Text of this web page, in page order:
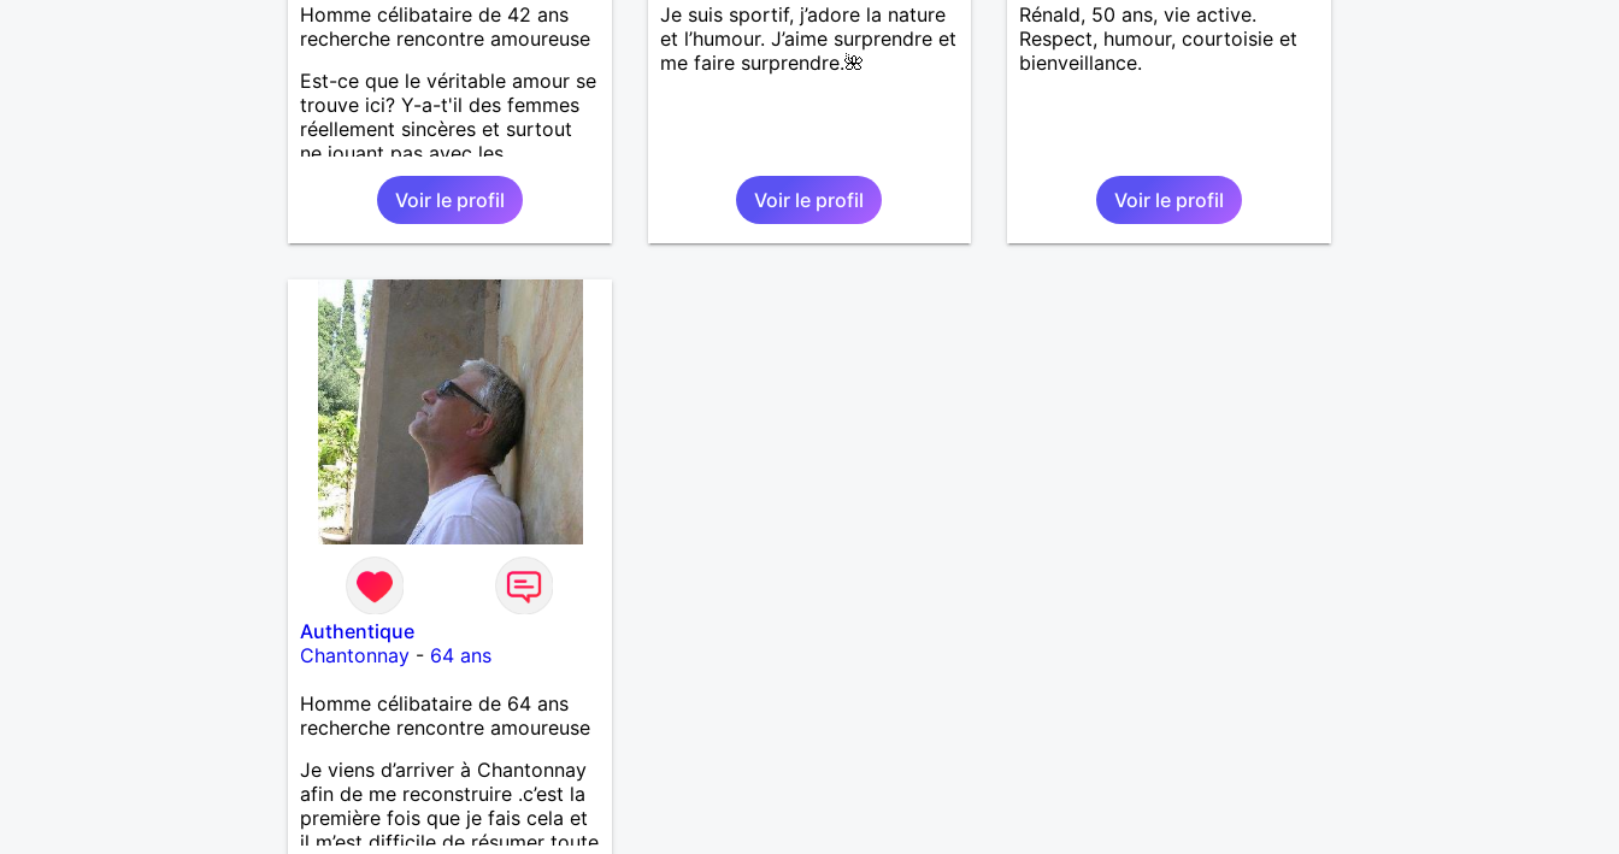
Homme célibataire de 42 ans
recherche rencontre amoureuse
Est-ce que le véritable amour se
trouve ici? Y-a-t'il des femmes
réellement sincères et surtout
ne jouant pas avec les
sentiments des hommes? Etant
un homme protecteur et
bienveillant, je veux continuer
d'y croire et pouvoir enfin
désir temps. Faux profil,
profiteuse et autres joyeuseté
passer votre chemin, vous ne
m'intéressez pas du tout!
Voir le profil
Je suis sportif, j’adore la nature
et l’humour. J’aime surprendre et
me faire surprendre.🌺
Voir le profil
Rénald, 50 ans, vie active.
Respect, humour, courtoisie et
bienveillance.
Voir le profil
Authentique
Chantonnay- 64 ans
Homme célibataire de 64 ans
recherche rencontre amoureuse
Je viens d’arriver à Chantonnay
afin de me reconstruire .c’est la
première fois que je fais cela et
il m’est difficile de résumer toute